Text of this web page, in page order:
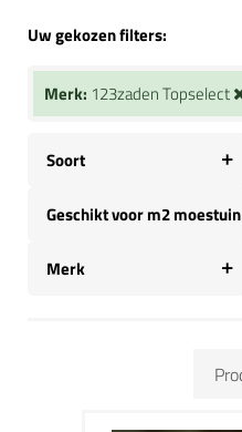
Uw gekozen filters:
Merk: 123zaden Topselect
Soort
Geschikt voor m2 moestuin
Merk